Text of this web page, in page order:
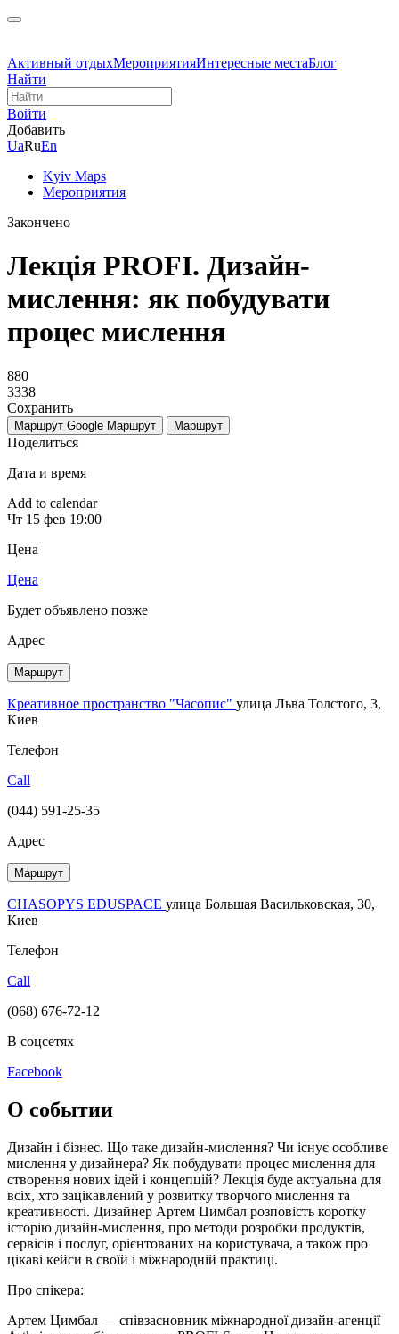
Активный отдыхМероприятияИнтересные местаБлог
Найти
Войти
Добавить
UaRuEn
Kyiv Maps
Мероприятия
Закончено
Лекція PROFI. Дизайн-
мислення: як побудувати
процес мислення
880
3338
Сохранить
Маршрут Google Маршрут Маршрут
Поделиться
Дата и время
Add to calendar
Чт 15 фев 19:00
Цена
Цена
Будет объявлено позже
Адрес
Маршрут
Креативное пространство "Часопис" улица Льва Толстого, 3,
Киев
Телефон
Call
(044) 591-25-35
Адрес
Маршрут
CHASOPYS EDUSPACE улица Большая Васильковская, 30,
Киев
Телефон
Call
(068) 676-72-12
В соцсетях
Facebook
О событии
Дизайн і бізнес. Що таке дизайн-мислення? Чи існує особливе
мислення у дизайнера? Як побудувати процес мислення для
створення нових ідей і концепцій? Лекція буде актуальна для
всіх, хто зацікавлений у розвитку творчого мислення та
креативності. Дизайнер Артем Цимбал розповість коротку
історію дизайн-мислення, про методи розробки продуктів,
сервісів і послуг, орієнтованих на користувача, а також про
цікаві кейси в своїй і міжнародній практиці.
Про спікера:
Артем Цимбал — співзасновник міжнародної дизайн-агенції